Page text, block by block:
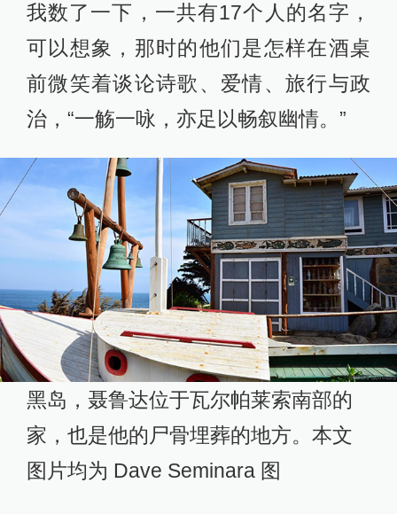
我数了一下，一共有17个人的名字，
可以想象，那时的他们是怎样在酒桌
前微笑着谈论诗歌、爱情、旅行与政
治，“一觞一咏，亦足以畅叙幽情。”
黑岛，聂鲁达位于瓦尔帕莱索南部的
家，也是他的尸骨埋葬的地方。本文
图片均为 Dave Seminara 图